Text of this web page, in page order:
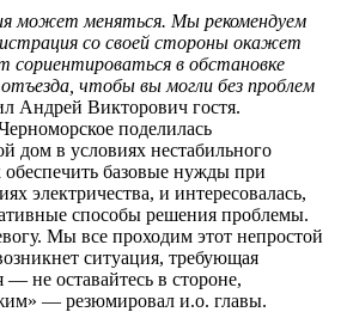
может меняться. Мы рекомендуем
со своей стороны окажет
в обстановке
чтобы вы могли без проблем
Андрей Викторович гостя.
поделилась
дом в условиях нестабильного
обеспечить базовые нужды при
электричества, и интересовалась,
способы решения проблемы.
Мы все проходим этот непростой
ситуация, требующая
не оставайтесь в стороне,
— резюмировал и.о. главы.